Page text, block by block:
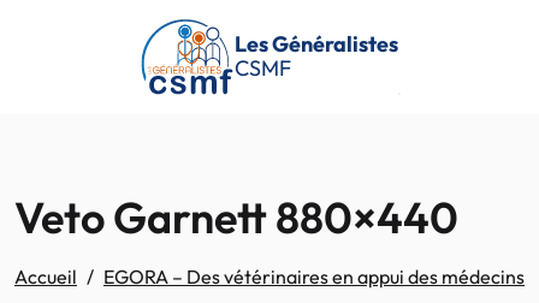
Passer au contenu principal
Les Généralistes
CSMF
Veto Garnett 880×440
Accueil EGORA – Des vétérinaires en appui des médecins